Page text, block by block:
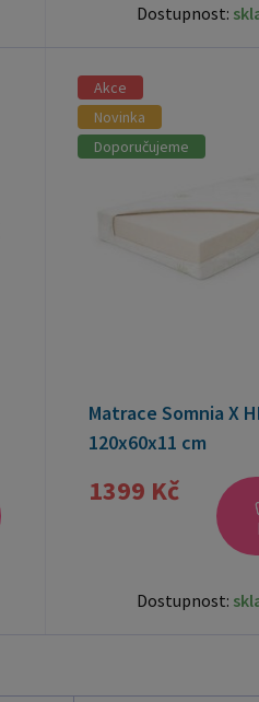
Dostupnost:
Akce
Novinka
Doporučujeme
Matrace Somnia X
120x60x11 cm
1399 Kč
Dostupnost: